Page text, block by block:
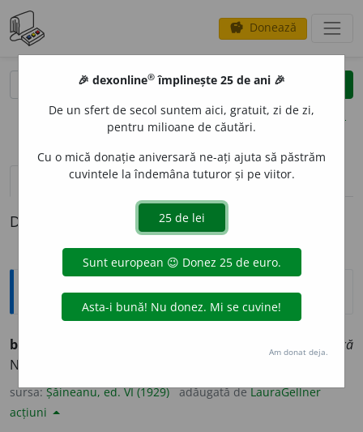
savings Donează
clear
opțiuni
definiții (1)
Definiția cu ID-ul 788124:
Explicative DEX
brudnic
ca o copilă brudnică
NEGR. [Și
sursa:Șăineanu, ed. VI (1929) adăugată deLauraGellner
acțiuni
🎉 dexonline® împlinește 25 de ani 🎉
De un sfert de secol suntem aici, gratuit, zi de zi,
pentru milioane de căutări.
Cu o mică donație aniversară ne-ați ajuta să păstrăm
cuvintele la îndemâna tuturor și pe viitor.
Am donat deja.